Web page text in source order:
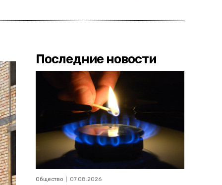
Последние новости
Общество 07.08.2026